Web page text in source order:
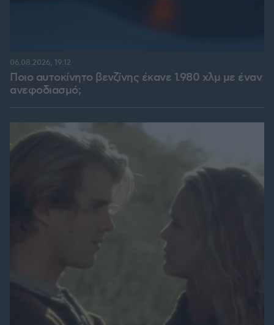
Ποιο αυτοκίνητο βενζίνης έκανε 1.980 χλμ με έναν
ανεφοδιασμό;
06.08.2026, 19:12